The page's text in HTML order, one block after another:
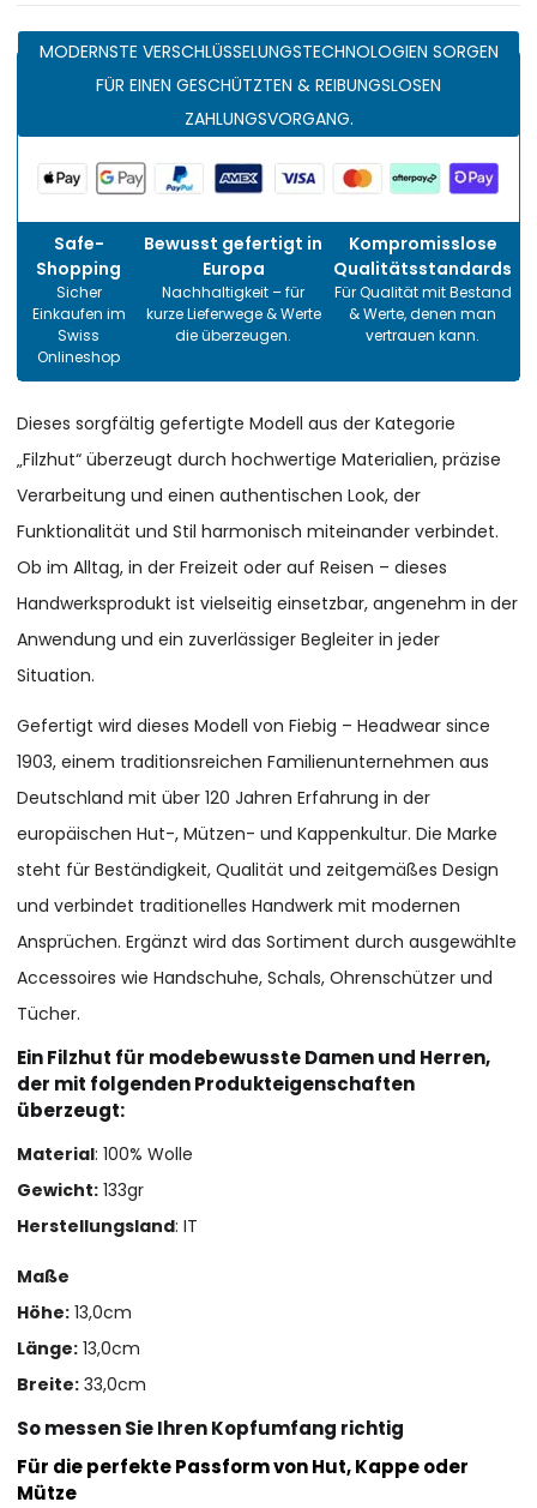
MODERNSTE VERSCHLÜSSELUNGSTECHNOLOGIEN SORGEN
FÜR EINEN GESCHÜTZTEN & REIBUNGSLOSEN
ZAHLUNGSVORGANG.
Safe-
Shopping
Sicher
Einkaufen im
Swiss
Onlineshop
Bewusst gefertigt in
Europa
Nachhaltigkeit – für
kurze Lieferwege & Werte
die überzeugen.
Kompromisslose
Qualitätsstandards
Für Qualität mit Bestand
& Werte, denen man
vertrauen kann.
Dieses sorgfältig gefertigte Modell aus der Kategorie
„Filzhut“ überzeugt durch hochwertige Materialien, präzise
Verarbeitung und einen authentischen Look, der
Funktionalität und Stil harmonisch miteinander verbindet.
Ob im Alltag, in der Freizeit oder auf Reisen – dieses
Handwerksprodukt ist vielseitig einsetzbar, angenehm in der
Anwendung und ein zuverlässiger Begleiter in jeder
Situation.
Gefertigt wird dieses Modell von Fiebig – Headwear since
1903, einem traditionsreichen Familienunternehmen aus
Deutschland mit über 120 Jahren Erfahrung in der
europäischen Hut-, Mützen- und Kappenkultur. Die Marke
steht für Beständigkeit, Qualität und zeitgemäßes Design
und verbindet traditionelles Handwerk mit modernen
Ansprüchen. Ergänzt wird das Sortiment durch ausgewählte
Accessoires wie Handschuhe, Schals, Ohrenschützer und
Tücher.
Ein Filzhut für modebewusste Damen und Herren,
der mit folgenden Produkteigenschaften
überzeugt:
Material: 100% Wolle
Gewicht: 133gr
Herstellungsland: IT
Maße
Höhe: 13,0cm
Länge: 13,0cm
Breite: 33,0cm
So messen Sie Ihren Kopfumfang richtig
Für die perfekte Passform von Hut, Kappe oder
Mütze